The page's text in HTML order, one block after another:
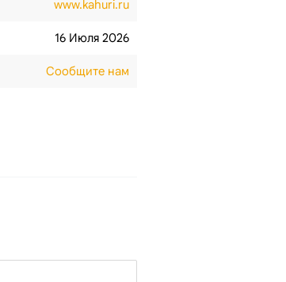
www.kahuri.ru
16 Июля 2026
Сообщите нам